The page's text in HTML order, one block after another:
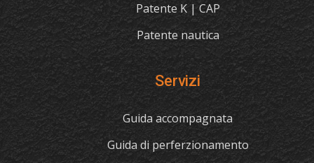
Patente K | CAP
Patente nautica
Servizi
Guida accompagnata
Guida di perferzionamento